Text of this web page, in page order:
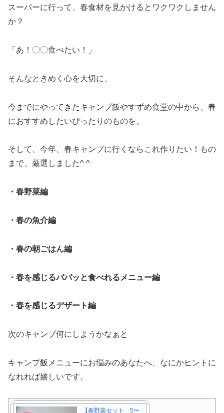
スーパーに行って、春食材を見かけるとワクワクしません
か？
「あ！〇〇食べたい！」
そんなときめく心を大切に、
今までにやってきたキャンプ飯やすずめ食堂の中から、春
におすすめしたいぴったりのものを。
そして、今年、春キャンプに行くならこれ作りたい！もの
まで、厳選しました^ ^
・春野菜編
・春の魚介編
・春の朝ごはん編
・春を感じるパパッと食べれるメニュー編
・春を感じるデザート編
次のキャンプ何にしようかなぁと
キャンプ飯メニューにお悩みのあなたへ、なにかヒントに
なれれば嬉しいです。
【春野菜セット 5〜